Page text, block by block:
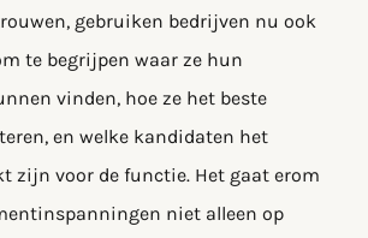
gebruiken bedrijven nu ook
te begrijpen waar ze hun
vinden, hoe ze het beste
en welke kandidaten het
zijn voor de functie. Het gaat erom
niet alleen op